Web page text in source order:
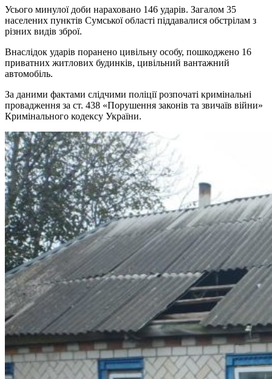
Усього минулої доби нараховано 146 ударів. Загалом 35
населених пунктів Сумської області піддавалися обстрілам з
різних видів зброї.
Внаслідок ударів поранено цивільну особу, пошкоджено 16
приватних житлових будинків, цивільний вантажний
автомобіль.
За даними фактами слідчими поліції розпочаті кримінальні
провадження за ст. 438 «Порушення законів та звичаїв війни»
Кримінального кодексу України.